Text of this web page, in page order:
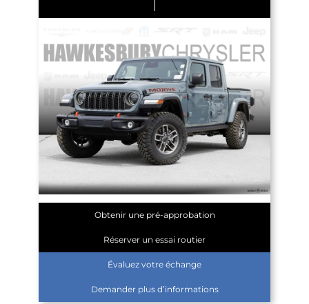
Obtenir une pré-approbation
Réserver un essai routier
Évaluez votre échange
Demander plus d’informations